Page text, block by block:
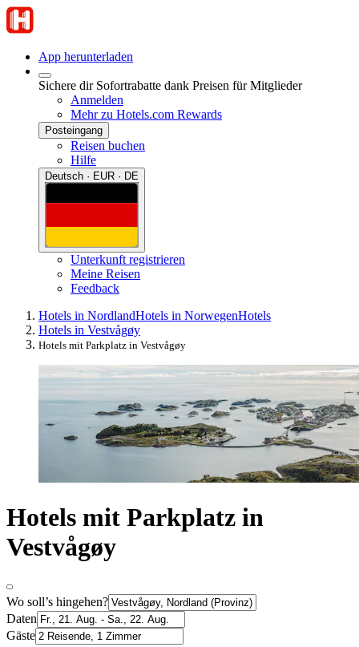
App herunterladen
Sichere dir Sofortrabatte dank Preisen für Mitglieder
Anmelden
Mehr zu Hotels.com Rewards
Posteingang
Reisen buchen
Hilfe
Deutsch · EUR · DE
Unterkunft registrieren
Meine Reisen
Feedback
Hotels in NordlandHotels in NorwegenHotels
Hotels in Vestvågøy
Hotels mit Parkplatz in Vestvågøy
Hotels mit Parkplatz in
Vestvågøy
Wo soll’s hingehen?
Daten
Gäste